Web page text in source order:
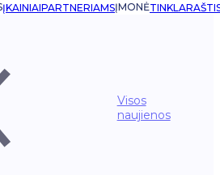
ĮKAINIAIPARTNERIAMSĮMONĖ
Visos
naujienos